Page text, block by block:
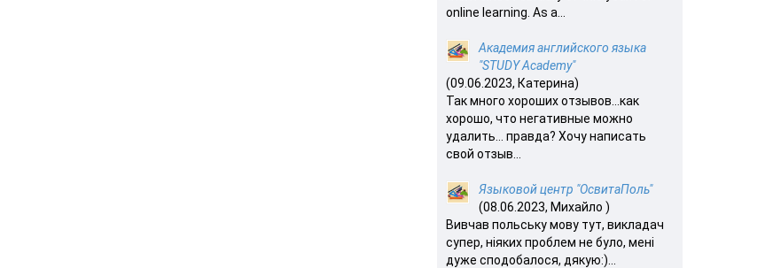
online learning. As a...
Академия английского языка
"STUDY Academy"
(09.06.2023, Катерина)
Так много хороших отзывов…как
хорошо, что негативные можно
удалить… правда? Хочу написать
свой отзыв...
Языковой центр "ОсвитаПоль"
(08.06.2023, Михайло )
Вивчав польську мову тут, викладач
супер, ніяких проблем не було, мені
дуже сподобалося, дякую:)...